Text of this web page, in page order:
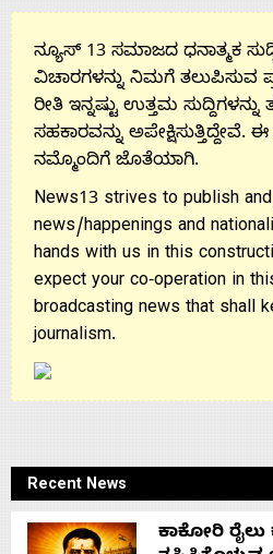
ನ್ಯೂಸ್ 13 ಸಮಾಜದ ಧನಾತ್ಮಕ
ವಿಚಾರಗಳನ್ನು ನಿಮಗೆ ತಲುಪಿಸುವ
ರೀತಿ ಇನ್ನಷ್ಟು ಉತ್ತಮ
ಸಹಕಾರವನ್ನು
ನಮ್ಮೊಂದಿಗೆ ಜೊತೆಯಾಗಿ.
News13 strives to publish
news/happenings and
hands with us in this
expect your co-operation in
broadcasting news that shall
journalism.
Recent News
ಕಾಕೋರಿ